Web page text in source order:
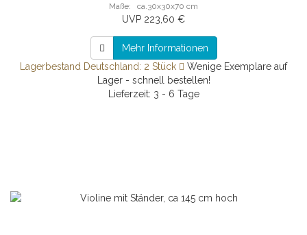
Maße: ca.30x30x70 cm
UVP 223,60 €
Mehr Informationen
Lagerbestand Deutschland: 2 Stück
Wenige Exemplare auf
Lager - schnell bestellen!
Lieferzeit: 3 - 6 Tage